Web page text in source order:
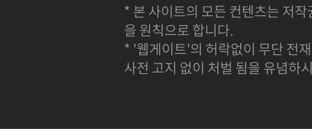
* 본 사이트의 모든 컨텐츠는 저
을 원칙으로 합니다.
* '웹게이트'의 허락없이 무단 전
사전 고지 없이 처벌 됨을 유념하